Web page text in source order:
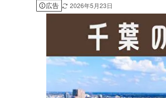
広告 2026年5月23日